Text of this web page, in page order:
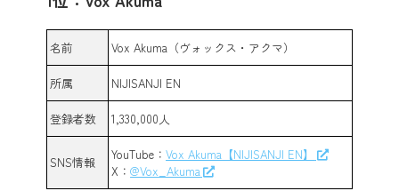
名前 Vox Akuma（ヴォックス・アクマ）
所属 NIJISANJI EN
登録者数 1,330,000人
SNS情報 YouTube：Vox Akuma【NIJISANJI EN】
X：@Vox_Akuma